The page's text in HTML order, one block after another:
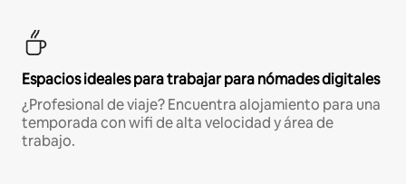
Espacios ideales para trabajar para nómades digitales
¿Profesional de viaje? Encuentra alojamiento para una
temporada con wifi de alta velocidad y área de
trabajo.